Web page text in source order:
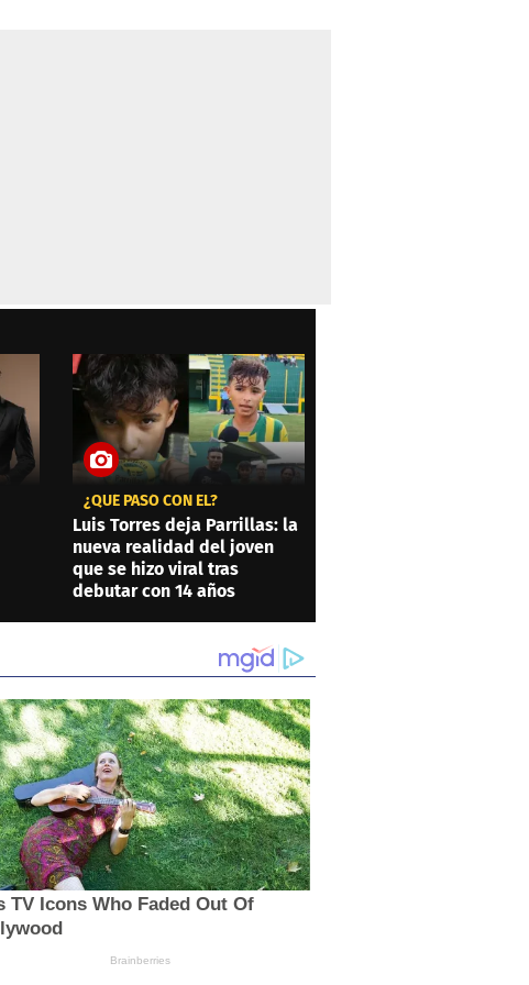
¿QUÉ PASÓ CON ÉL?
Luis Torres deja Parrillas: la
nueva realidad del joven
que se hizo viral tras
debutar con 14 años